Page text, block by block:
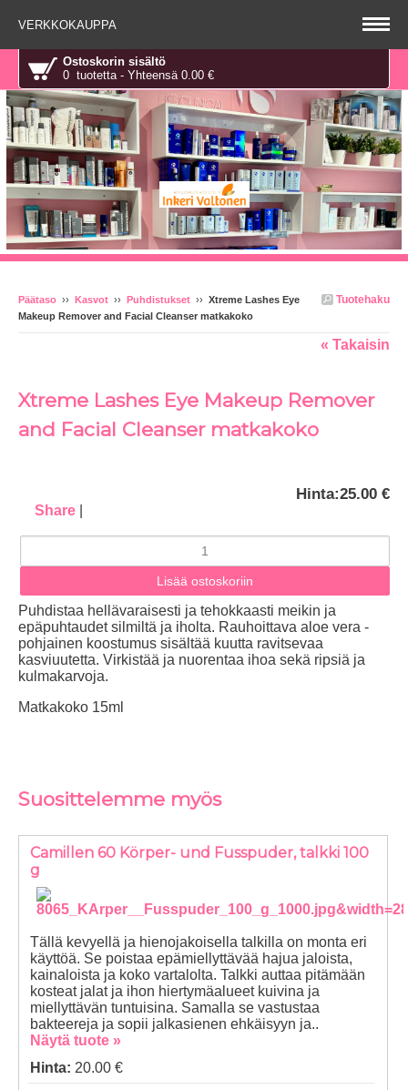
VERKKOKAUPPA
Ostoskorin sisältö
0 tuotetta - Yhteensä 0.00 €
Tuotehaku
Päätaso ›› Kasvot ›› Puhdistukset ›› Xtreme Lashes Eye
Makeup Remover and Facial Cleanser matkakoko
« Takaisin
Xtreme Lashes Eye Makeup Remover
and Facial Cleanser matkakoko
Share
Hinta:25.00 €
Puhdistaa hellävaraisesti ja tehokkaasti meikin ja
epäpuhtaudet silmiltä ja iholta. Rauhoittava aloe vera -
pohjainen koostumus sisältää kuutta ravitsevaa
kasviuutetta. Virkistää ja nuorentaa ihoa sekä ripsiä ja
kulmakarvoja.
Matkakoko 15ml
Suosittelemme myös
Camillen 60 Körper- und Fusspuder, talkki 100
g
Tällä kevyellä ja hienojakoisella talkilla on monta eri
käyttöä. Se poistaa epämiellyttävää hajua jaloista,
kainaloista ja koko vartalolta. Talkki auttaa pitämään
kosteat jalat ja ihon hiertymäalueet kuivina ja
miellyttävän tuntuisina. Samalla se vastustaa
bakteereja ja sopii jalkasienen ehkäisyyn ja..
Näytä tuote »
Hinta: 20.00 €